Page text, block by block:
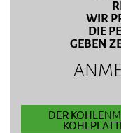
WIR
DIE
GEBEN
DER